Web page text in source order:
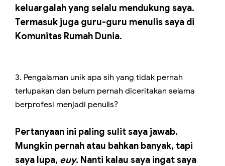
keluargalah yang selalu mendukung saya.
Termasuk juga guru-guru menulis saya di
Komunitas Rumah Dunia.
3. Pengalaman unik apa sih yang tidak pernah
terlupakan dan belum pernah diceritakan selama
berprofesi menjadi penulis?
Pertanyaan ini paling sulit saya jawab.
Mungkin pernah atau bahkan banyak, tapi
saya lupa, euy. Nanti kalau saya ingat saya